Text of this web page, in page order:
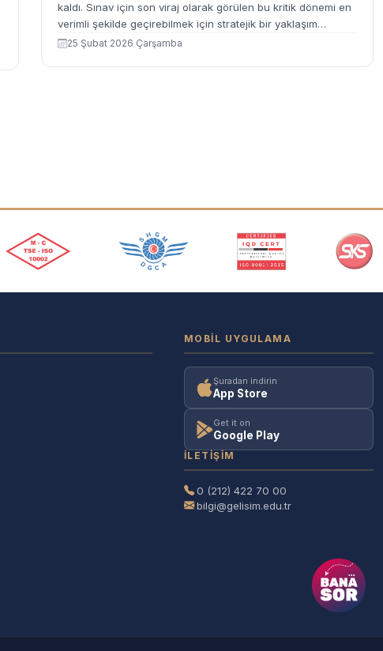
kaldı. Sınav için son viraj olarak görülen bu kritik dönemi en
verimli şekilde geçirebilmek için stratejik bir yaklaşım
benimsemek oldukça önemli.
25 Şubat 2026 Çarşamba
MOBIL UYGULAMA
Şuradan indirin
App Store
Get it on
Google Play
İLETIŞIM
0 (212) 422 70 00
bilgi@gelisim.edu.tr